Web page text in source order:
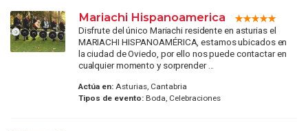
Mariachi Hispanoamerica
Disfrute del único Mariachi residente en asturias el
MARIACHI HISPANOAMÉRICA, estamos ubicados en
la ciudad de Oviedo, por ello nos puede contactar en
cualquier momento y sorprender ...
Actúa en:Asturias, Cantabria
Tipos de evento:Boda, Celebraciones